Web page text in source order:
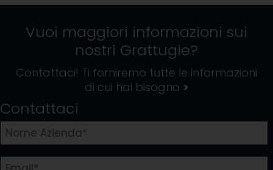
Vuoi maggiori informazioni sui
nostri Grattugie?
Contattaci! Ti forniremo tutte le informazioni
di cui hai bisogno >
Contattaci